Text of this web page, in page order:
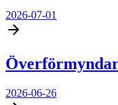
2026-07-01
2026-06-26